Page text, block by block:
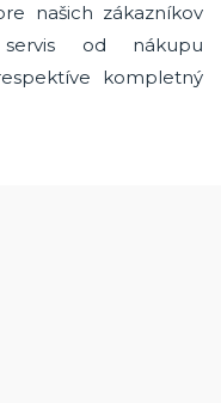
našich zákazníkov
servis od nákupu
kompletný